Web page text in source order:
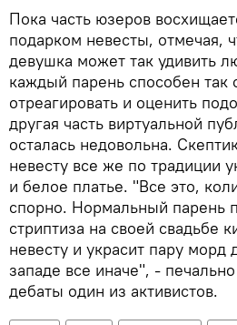
Пока часть юзеров
подарком невесты, отмечая,
девушка может так удивить
каждый парень способен так
отреагировать и оценить
другая часть виртуальной
осталась недовольна.
невесту все же по традиции
и белое платье. "Все это,
спорно. Нормальный парень
стриптиза на своей свадьбе
невесту и украсит пару морд
западе все иначе", -
дебаты один из активистов.